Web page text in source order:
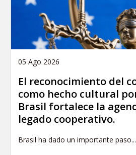
05 Ago 2026
El reconocimiento del
como hecho cultural
Brasil fortalece la
legado cooperativo.
Brasil ha dado un importante paso...